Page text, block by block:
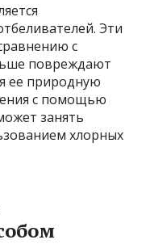
Эти
с
повреждают
ее природную
с помощью
занять
хлорных